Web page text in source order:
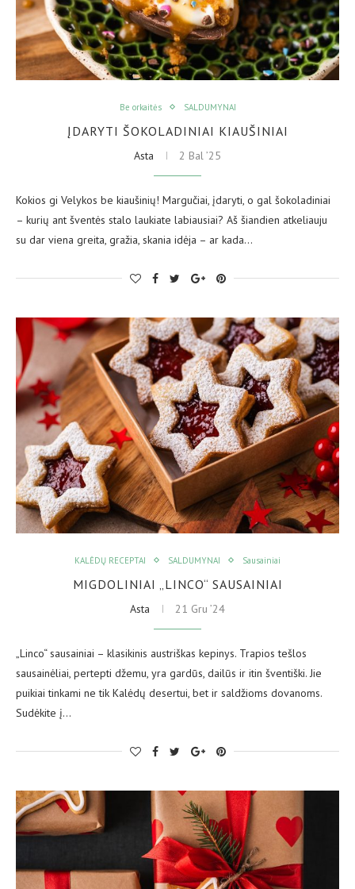
Be orkaitės SALDUMYNAI
ĮDARYTI ŠOKOLADINIAI KIAUŠINIAI
Asta 2 Bal ’25
Kokios gi Velykos be kiaušinių! Margučiai, įdaryti, o gal šokoladiniai
– kurių ant šventės stalo laukiate labiausiai? Aš šiandien atkeliauju
su dar viena greita, gražia, skania idėja – ar kada…
KALĖDŲ RECEPTAI SALDUMYNAI Sausainiai
MIGDOLINIAI „LINCO“ SAUSAINIAI
Asta 21 Gru ’24
„Linco“ sausainiai – klasikinis austriškas kepinys. Trapios tešlos
sausainėliai, pertepti džemu, yra gardūs, dailūs ir itin šventiški. Jie
puikiai tinkami ne tik Kalėdų desertui, bet ir saldžioms dovanoms.
Sudėkite į…